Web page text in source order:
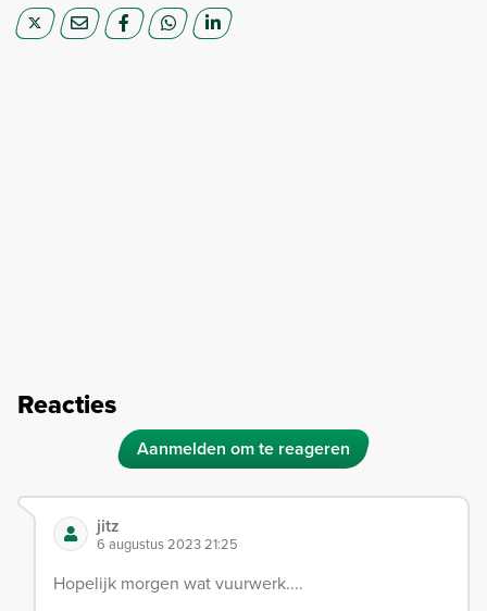
Reacties
Aanmelden om te reageren
jitz
6 augustus 2023 21:25
Hopelijk morgen wat vuurwerk....